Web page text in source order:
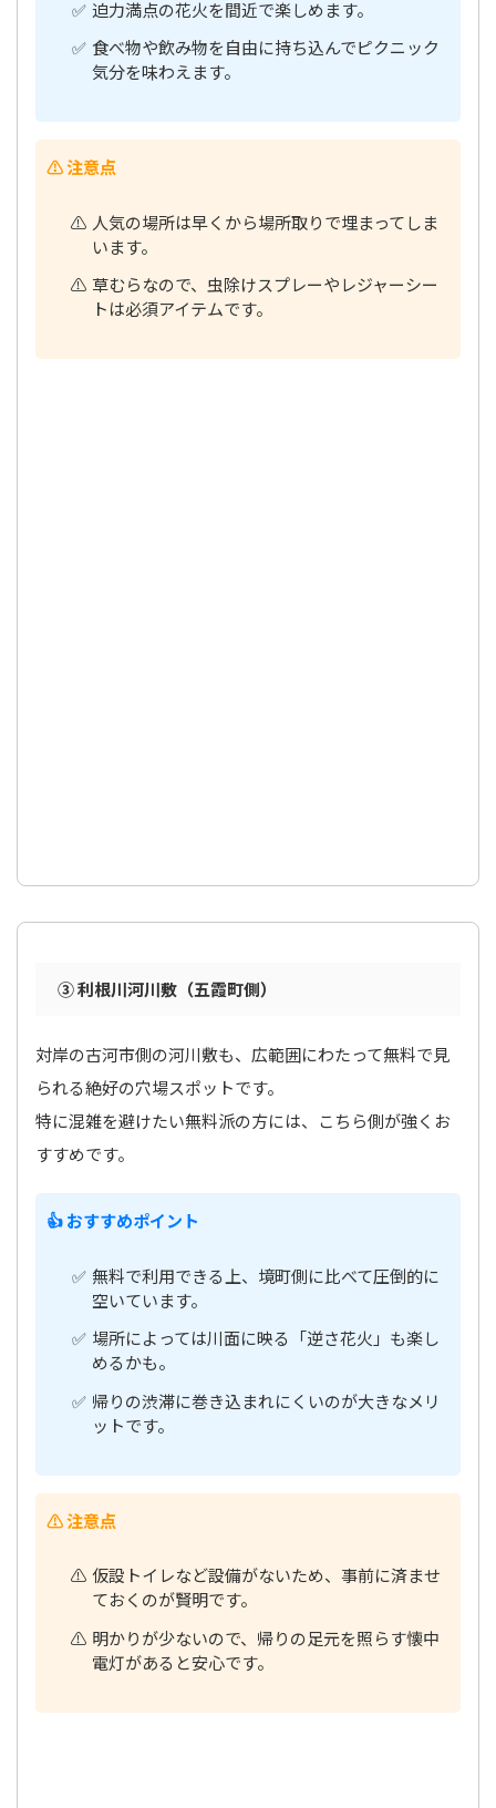
迫力満点の花火を間近で楽しめます。
食べ物や飲み物を自由に持ち込んでピクニック
気分を味わえます。
⚠️ 注意点
人気の場所は早くから場所取りで埋まってしま
います。
草むらなので、虫除けスプレーやレジャーシー
トは必須アイテムです。
③ 利根川河川敷（五霞町側）
対岸の古河市側の河川敷も、広範囲にわたって無料で見
られる絶好の穴場スポットです。
特に混雑を避けたい無料派の方には、こちら側が強くお
すすめです。
👍 おすすめポイント
無料で利用できる上、境町側に比べて圧倒的に
空いています。
場所によっては川面に映る「逆さ花火」も楽し
めるかも。
帰りの渋滞に巻き込まれにくいのが大きなメリ
ットです。
⚠️ 注意点
仮設トイレなど設備がないため、事前に済ませ
ておくのが賢明です。
明かりが少ないので、帰りの足元を照らす懐中
電灯があると安心です。